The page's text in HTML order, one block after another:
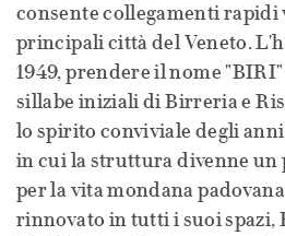
consente collegamenti rapidi
principali città del Veneto.
1949, prendere il nome
sillabe iniziali di Birreria e
lo spirito conviviale degli
in cui la struttura divenne
per la vita mondana
rinnovato in tutti i suoi spazi,